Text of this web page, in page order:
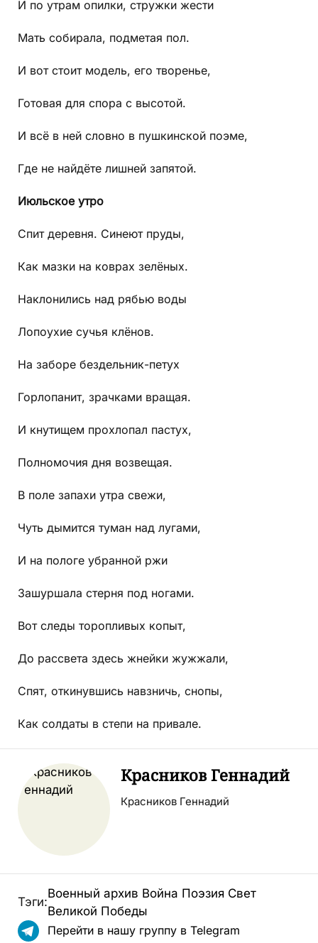
И по утрам опилки, стружки жести
Мать собирала, подметая пол.
И вот стоит модель, его творенье,
Готовая для спора с высотой.
И всё в ней словно в пушкинской поэме,
Где не найдёте лишней запятой.
Июльское утро
Спит деревня. Синеют пруды,
Как мазки на коврах зелёных.
Наклонились над рябью воды
Лопоухие сучья клёнов.
На заборе бездельник-петух
Горлопанит, зрачками вращая.
И кнутищем прохлопал пастух,
Полномочия дня возвещая.
В поле запахи утра свежи,
Чуть дымится туман над лугами,
И на пологе убранной ржи
Зашуршала стерня под ногами.
Вот следы торопливых копыт,
До рассвета здесь жнейки жужжали,
Спят, откинувшись навзничь, снопы,
Как солдаты в степи на привале.
Красников Геннадий
Красников Геннадий
Тэги:
Военный архив Война Поэзия Свет
Великой Победы
Перейти в нашу группу в Telegram